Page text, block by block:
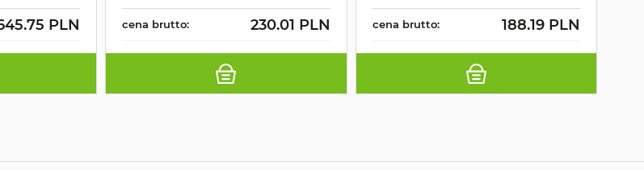
PLN cena brutto: 230.01 PLN cena brutto: 188.19 PLN